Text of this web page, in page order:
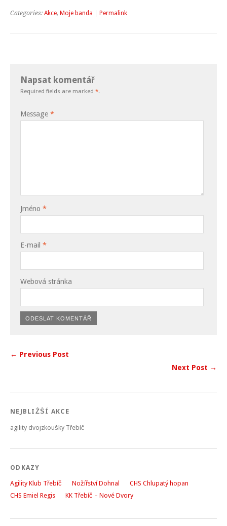
Categories: Akce, Moje banda Permalink
Napsat komentář
Required fields are marked *.
Message *
Jméno *
E-mail *
Webová stránka
← Previous Post
Next Post →
NEJBLIŽŠÍ AKCE
agility dvojzkoušky Třebíč
ODKAZY
Agility Klub Třebíč Nožířství Dohnal
CHS Chlupatý hopan
CHS Emiel Regis
KK Třebíč – Nové Dvory